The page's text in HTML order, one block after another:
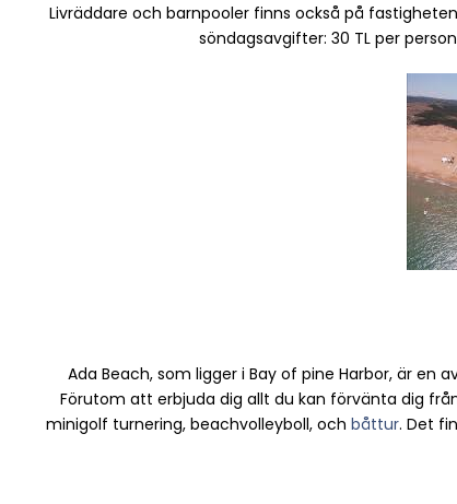
Livräddare och barnpooler finns också på
söndagsavgifter: 30 TL per
Ada Beach, som ligger i Bay of pine Harbor, är en
Förutom att erbjuda dig allt du kan förvänta dig
minigolf turnering, beachvolleyboll, och båttur. Det